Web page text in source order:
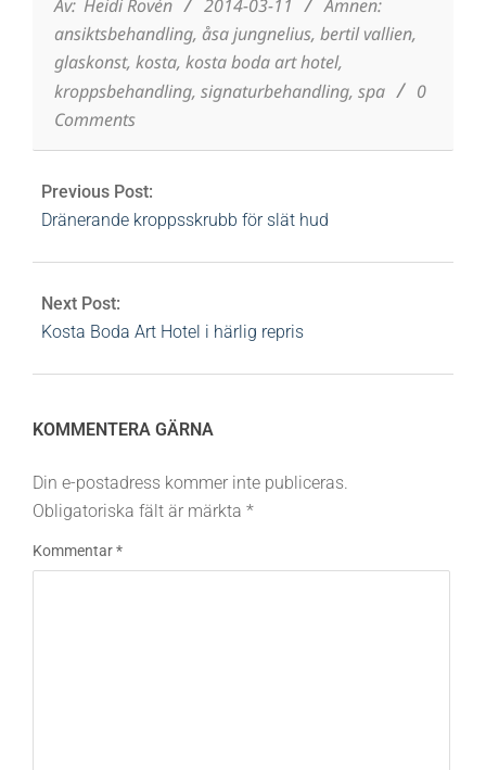
Av: Heidi Rovén 2014-03-11
Ämnen:
ansiktsbehandling, åsa jungnelius, bertil vallien,
glaskonst, kosta, kosta boda art hotel,
kroppsbehandling, signaturbehandling, spa
0
Comments
Previous Post:
Dränerande kroppsskrubb för slät hud
Next Post:
Kosta Boda Art Hotel i härlig repris
KOMMENTERA GÄRNA
Din e-postadress kommer inte publiceras.
Obligatoriska fält är märkta *
Kommentar*